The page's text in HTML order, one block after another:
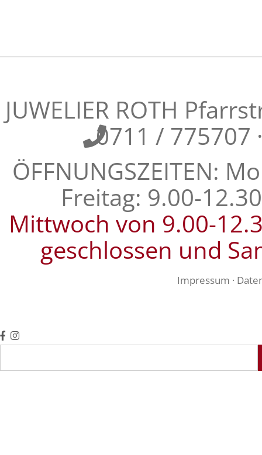
JUWELIER ROTH
0711 / 775707
ÖFFNUNGSZEITEN:
Freitag: 9.00-
Mittwoch von 9.00-
geschlossen und
Impressum ·